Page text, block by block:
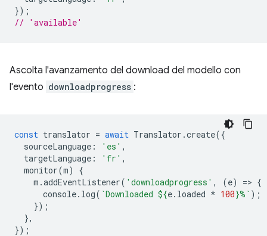
});
// 'available'
Ascolta l'avanzamento del download del modello con
l'evento downloadprogress :
const translator = await Translator .create({
sourceLanguage : 'es' ,
targetLanguage : 'fr' ,
monitor(m)
{
m .addEventListener( 'downloadprogress' , (e) => {
console. log( `Downloaded ${e. loaded * 100}%` );
});
},
});